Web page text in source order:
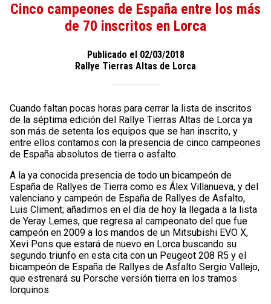
Cinco campeones de España entre los más
de 70 inscritos en Lorca
Publicado el 02/03/2018
Rallye Tierras Altas de Lorca
Cuando faltan pocas horas para cerrar la lista de inscritos
de la séptima edición del Rallye Tierras Altas de Lorca ya
son más de setenta los equipos que se han inscrito, y
entre ellos contamos con la presencia de cinco campeones
de España absolutos de tierra o asfalto.
A la ya conocida presencia de todo un bicampeón de
España de Rallyes de Tierra como es Álex Villanueva, y del
valenciano y campeón de España de Rallyes de Asfalto,
Luis Climent; añadimos en el día de hoy la llegada a la lista
de Yeray Lemes, que regresa al campeonato del que fue
campeón en 2009 a los mandos de un Mitsubishi EVO X,
Xevi Pons que estará de nuevo en Lorca buscando su
segundo triunfo en esta cita con un Peugeot 208 R5 y el
bicampeón de España de Rallyes de Asfalto Sergio Vallejo,
que estrenará su Porsche versión tierra en los tramos
lorquinos.